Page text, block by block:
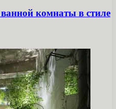
комнаты в стиле